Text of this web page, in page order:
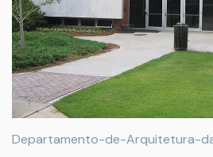
Departamento-de-Arquitetura-